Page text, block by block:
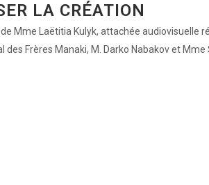
LA CRÉATION
Mme Laëtitia Kulyk, attachée audiovisuelle
des Frères Manaki, M. Darko Nabakov et